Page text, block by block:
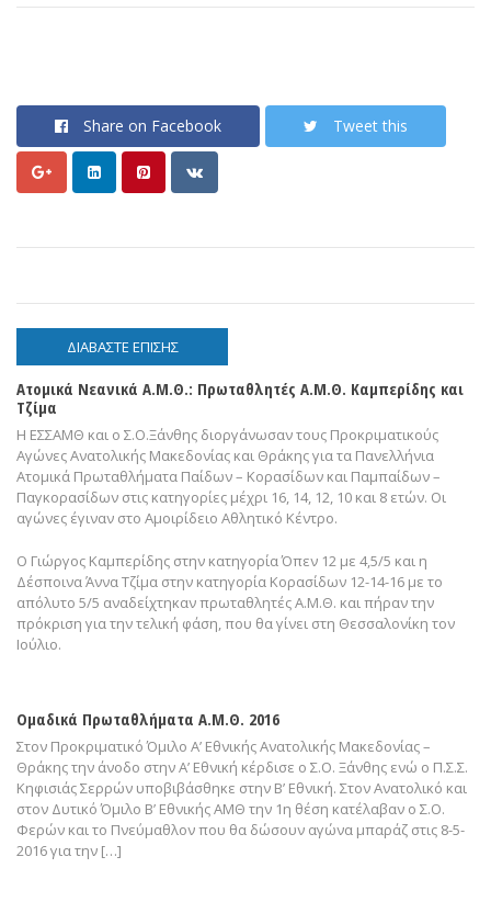
Share on Facebook Tweet this
ΔΙΑΒΑΣΤΕ ΕΠΙΣΗΣ
Ατομικά Νεανικά Α.Μ.Θ.: Πρωταθλητές Α.Μ.Θ. Καμπερίδης και
Τζίμα
Η ΕΣΣΑΜΘ και ο Σ.Ο.Ξάνθης διοργάνωσαν τους Προκριματικούς
Αγώνες Ανατολικής Μακεδονίας και Θράκης για τα Πανελλήνια
Ατομικά Πρωταθλήματα Παίδων – Κορασίδων και Παμπαίδων –
Παγκορασίδων στις κατηγορίες μέχρι 16, 14, 12, 10 και 8 ετών. Οι
αγώνες έγιναν στο Αμοιρίδειο Αθλητικό Κέντρο.
Ο Γιώργος Καμπερίδης στην κατηγορία Όπεν 12 με 4,5/5 και η
Δέσποινα Άννα Τζίμα στην κατηγορία Κορασίδων 12-14-16 με το
απόλυτο 5/5 αναδείχτηκαν πρωταθλητές Α.Μ.Θ. και πήραν την
πρόκριση για την τελική φάση, που θα γίνει στη Θεσσαλονίκη τον
Ιούλιο.
Ομαδικά Πρωταθλήματα Α.Μ.Θ. 2016
Στον Προκριματικό Όμιλο Α’ Εθνικής Ανατολικής Μακεδονίας –
Θράκης την άνοδο στην Α’ Εθνική κέρδισε ο Σ.Ο. Ξάνθης ενώ ο Π.Σ.Σ.
Κηφισιάς Σερρών υποβιβάσθηκε στην Β’ Εθνική. Στον Ανατολικό και
στον Δυτικό Όμιλο Β’ Εθνικής ΑΜΘ την 1η θέση κατέλαβαν ο Σ.Ο.
Φερών και το Πνεύμαθλον που θα δώσουν αγώνα μπαράζ στις 8-5-
2016 για την […]